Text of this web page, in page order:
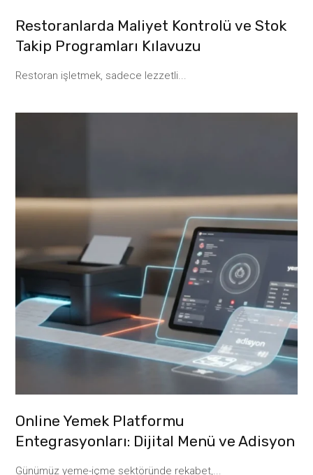
Restoranlarda Maliyet Kontrolü ve Stok
Takip Programları Kılavuzu
Restoran işletmek, sadece lezzetli...
Online Yemek Platformu
Entegrasyonları: Dijital Menü ve Adisyon
Günümüz yeme-içme sektöründe rekabet,...